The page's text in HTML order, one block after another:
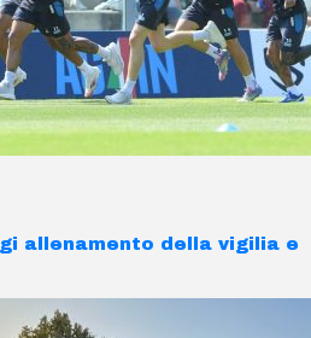
allenamento della vigilia e